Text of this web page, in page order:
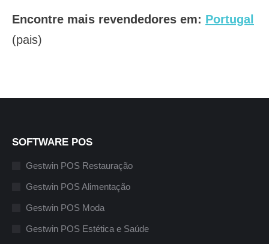
Encontre mais revendedores em: Portugal
(pais)
SOFTWARE POS
Gestwin POS Restauração
Gestwin POS Alimentação
Gestwin POS Moda
Gestwin POS Estética e Saúde